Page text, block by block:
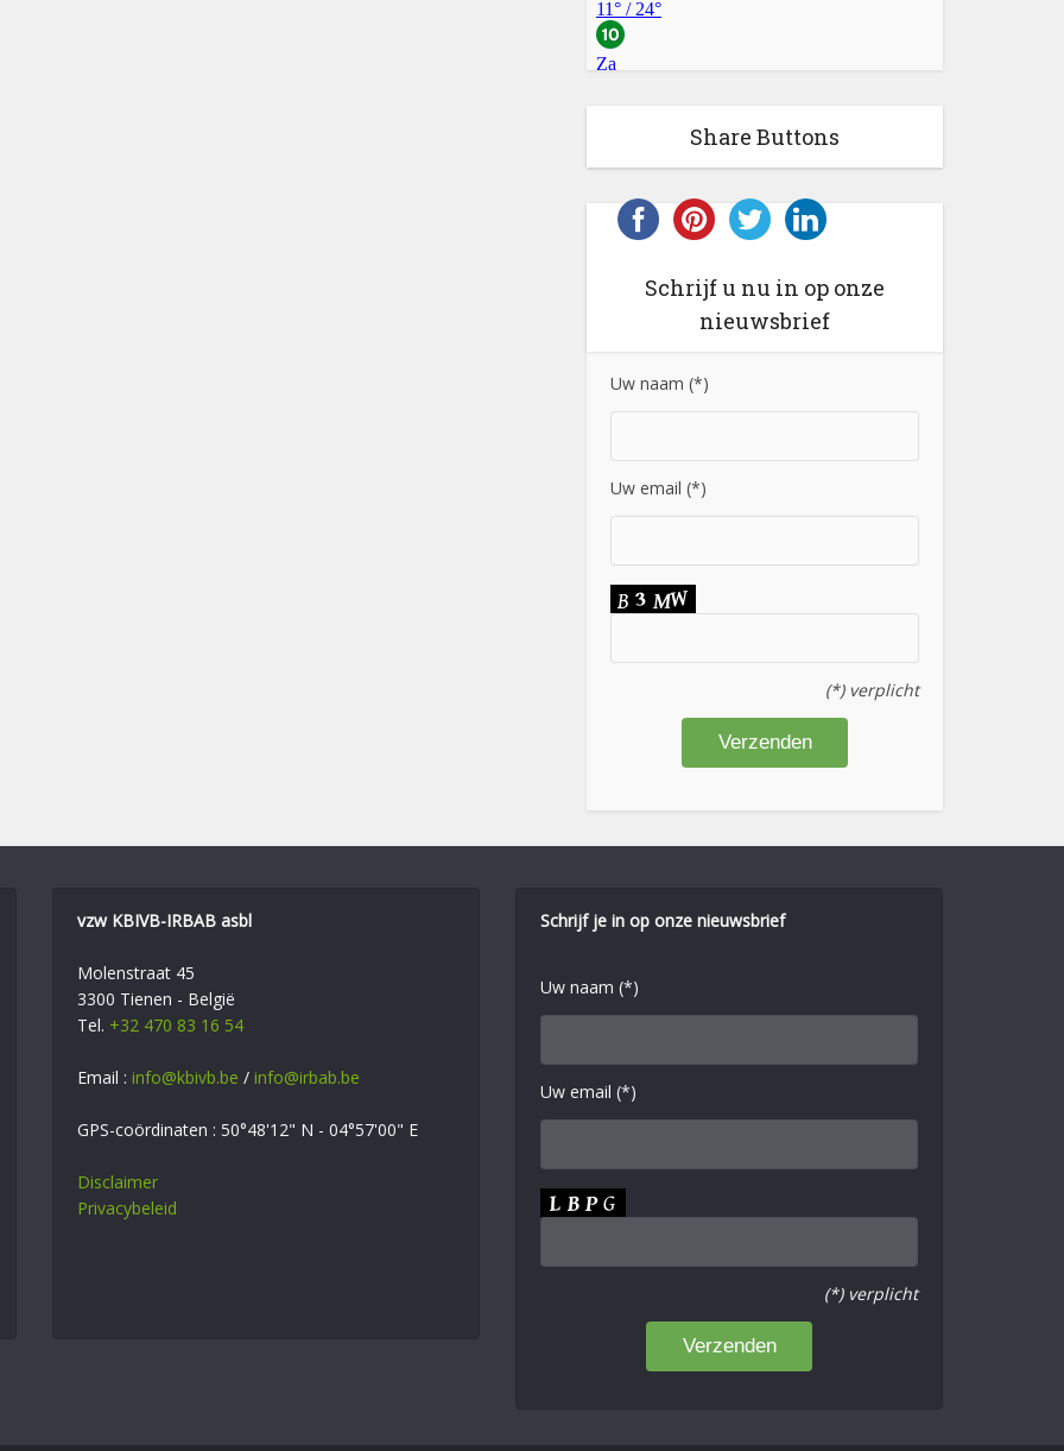
Share Buttons
Schrijf u nu in op onze
nieuwsbrief
Uw naam (*)
Uw email (*)
(*) verplicht
vzw KBIVB-IRBAB asbl
Molenstraat 45
3300 Tienen - België
Tel. +32 470 83 16 54
Email : info@kbivb.be / info@irbab.be
GPS-coördinaten : 50°48'12" N - 04°57'00" E
Disclaimer
Privacybeleid
Schrijf je in op onze nieuwsbrief
Uw naam (*)
Uw email (*)
(*) verplicht